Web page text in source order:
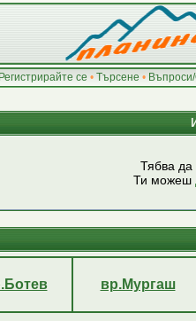
Регистрирайте се • Търсене •
Тябва
Ти можеш
вр.Мургаш